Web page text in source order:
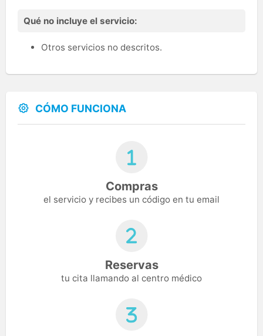
Qué no incluye el servicio:
Otros servicios no descritos.
CÓMO FUNCIONA
Compras
el servicio y recibes un código en tu email
Reservas
tu cita llamando al centro médico